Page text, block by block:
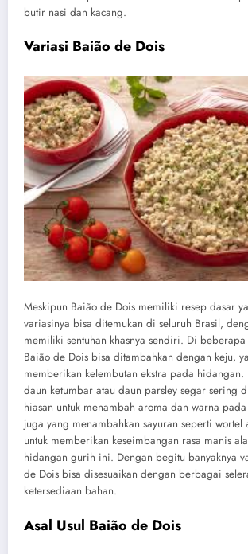
butir nasi dan kacang.
Variasi Baião de Dois
Meskipun Baião de Dois memiliki resep dasar
variasinya bisa ditemukan di seluruh Brasil,
memiliki sentuhan khasnya sendiri. Di
Baião de Dois bisa ditambahkan dengan keju,
memberikan kelembutan ekstra pada
daun ketumbar atau daun parsley segar sering
hiasan untuk menambah aroma dan warna
juga yang menambahkan sayuran seperti wortel
untuk memberikan keseimbangan rasa manis
hidangan gurih ini. Dengan begitu banyaknya
de Dois bisa disesuaikan dengan berbagai
ketersediaan bahan.
Asal Usul Baião de Dois